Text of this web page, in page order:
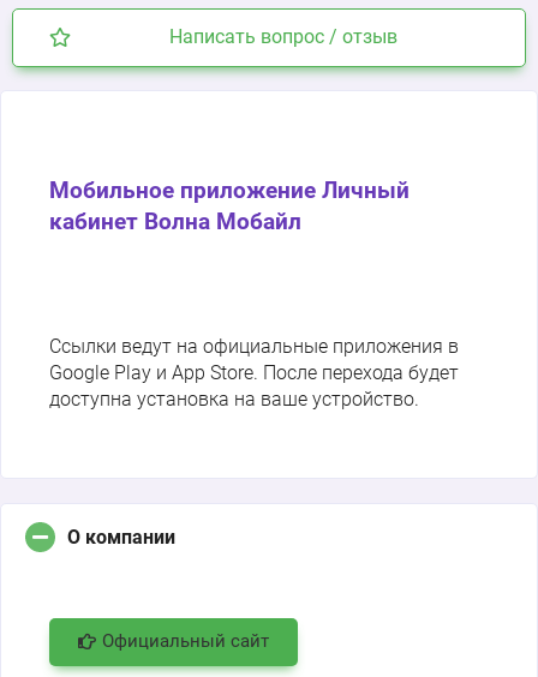
Написать вопрос / отзыв
Мобильное приложение Личный
кабинет Волна Мобайл
Ссылки ведут на официальные приложения в
Google Play и App Store. После перехода будет
доступна установка на ваше устройство.
О компании
Официальный сайт